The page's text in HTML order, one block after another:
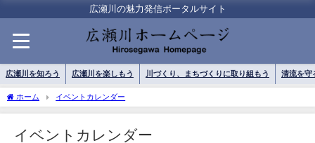
広瀬川の魅力発信ポータルサイト
広瀬川を知ろう 広瀬川を楽しもう 川づくり、まちづくりに取り組もう 清流を守
ホーム イベントカレンダー
イベントカレンダー
02:00
03:00
04:00